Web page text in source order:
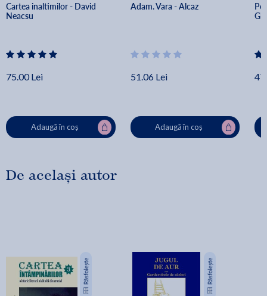
Cartea inaltimilor - David
Neacsu
75.00 Lei
Adaugă în coș
Adam. Vara - Alcaz
51.06 Lei
Adaugă în coș
De același autor